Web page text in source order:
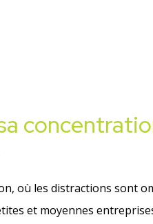
où les distractions sont
et moyennes